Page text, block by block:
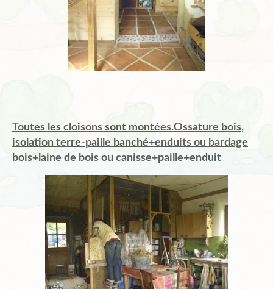
Toutes les cloisons sont montées.Ossature bois,
isolation terre-paille banché+enduits ou bardage
bois+laine de bois ou canisse+paille+enduit